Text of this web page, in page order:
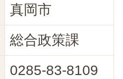
真岡市
総合政策課
0285-83-8109